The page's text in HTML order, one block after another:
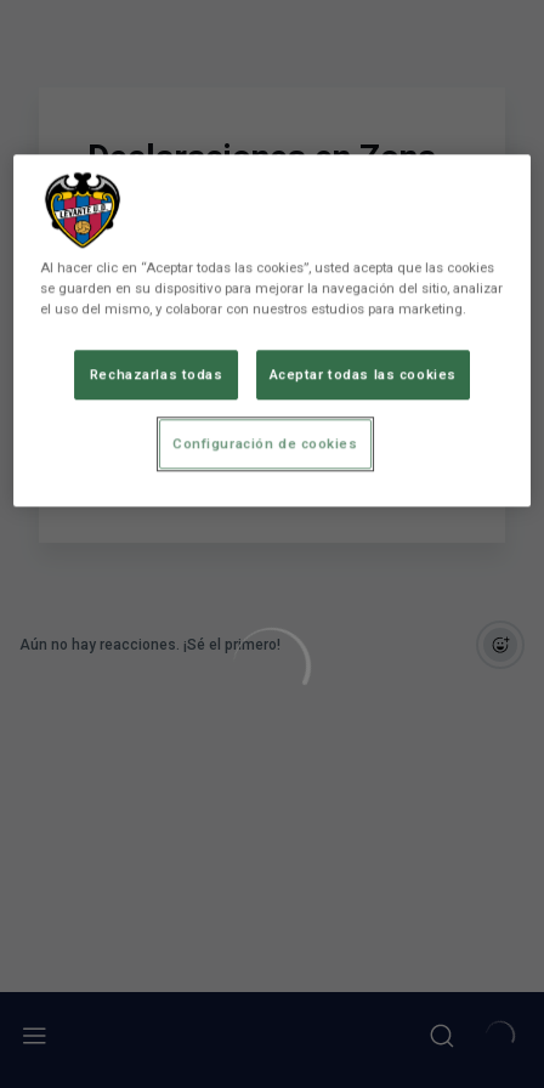
Declaraciones en Zona
Mixta de Balletseros, O.
Serrano y Botelho //
Vuelta 1/4 Copa SM
Declaraciones en Zona Mixta de Balletseros, O.
Serrano y Botelho // Vuelta 1/4 Copa SM Rey
Aún no hay reacciones. ¡Sé el primero!
Al hacer clic en “Aceptar todas las cookies”, usted acepta que las cookies
se guarden en su dispositivo para mejorar la navegación del sitio, analizar
el uso del mismo, y colaborar con nuestros estudios para marketing.
Rechazarlas todas Aceptar todas las cookies
Configuración de cookies